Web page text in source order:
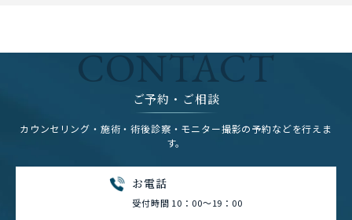
CONTACT
ご予約・ご相談
カウンセリング・施術・術後診察・モニター撮影の予約などを行えま
す。
お電話
受付時間 10：00～19：00